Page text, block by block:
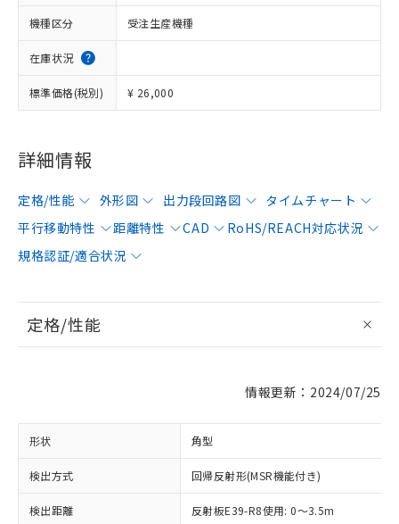
機種区分 受注生産機種
在庫状況
標準価格(税別) ¥ 26,000
詳細情報
定格/性能 外形図 出力段回路図
タイムチャート
平行移動特性
距離特性 CAD
RoHS/REACH対応状況
規格認証/適合状況
定格/性能
情報更新：2024/07/25
形状 角型
検出方式 回帰反射形(MSR機能付き)
検出距離 反射板E39-R8使用: 0～3.5m